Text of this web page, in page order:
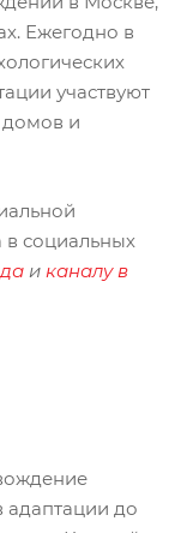
Ежегодно в
участвуют
домов и
в социальных
и каналу в
до